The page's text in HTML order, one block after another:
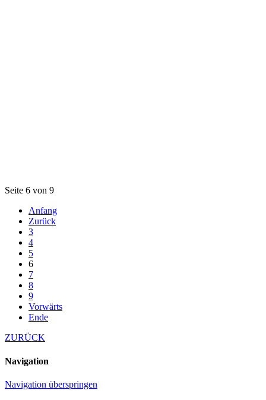
Seite 6 von 9
Anfang
Zurück
3
4
5
6
7
8
9
Vorwärts
Ende
ZURÜCK
Navigation
Navigation überspringen